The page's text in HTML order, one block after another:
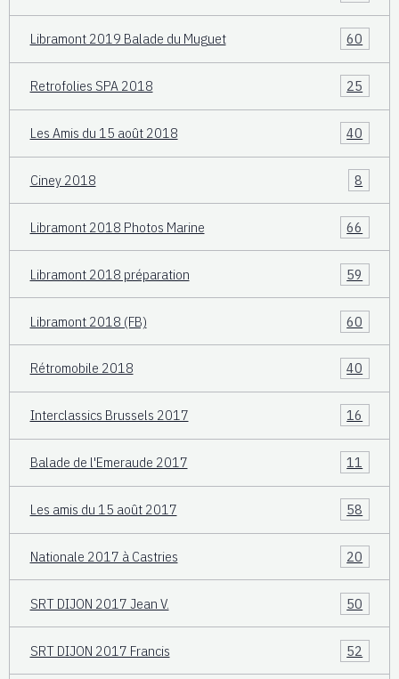
Libramont 2019 Balade du Muguet 60
Retrofolies SPA 2018 25
Les Amis du 15 août 2018 40
Ciney 2018 8
Libramont 2018 Photos Marine 66
Libramont 2018 préparation 59
Libramont 2018 (FB) 60
Rétromobile 2018 40
Interclassics Brussels 2017 16
Balade de l'Emeraude 2017 11
Les amis du 15 août 2017 58
Nationale 2017 à Castries 20
SRT DIJON 2017 Jean V. 50
SRT DIJON 2017 Francis 52